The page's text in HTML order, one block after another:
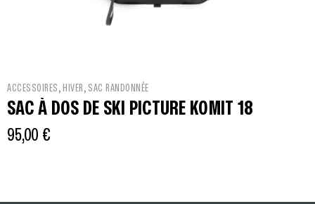
ACCESSOIRES ,HIVER , SAC RANDONNÉE
SAC À DOS DE SKI PICTURE KOMIT 18
95,00 €